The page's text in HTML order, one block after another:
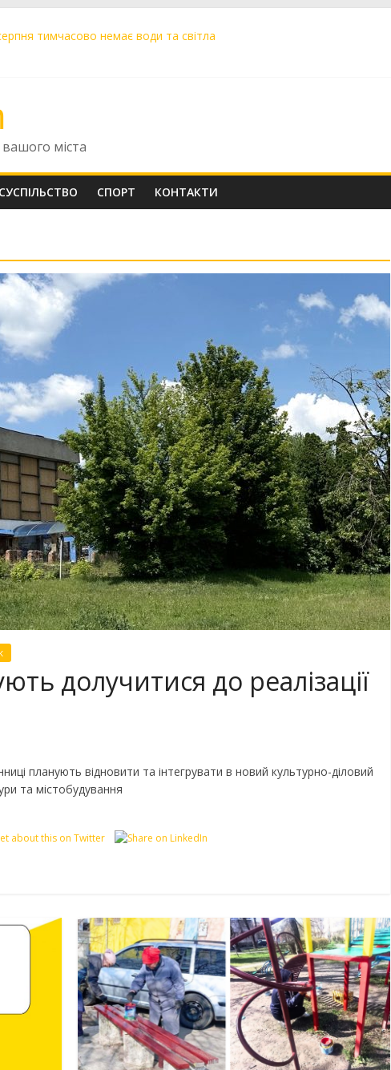
тимчасово немає води та світла
«Цілодобова варта» закликає мешканців бути обережними та
поповнили 19 нових машин для прибирання міста
Бровченко впевнено крокує до вершин світового хокею на траві
міста
СУСПІЛЬСТВО СПОРТ КОНТАКТИ
долучитися до реалізації
планують відновити та інтегрувати в новий культурно-діловий
та містобудування